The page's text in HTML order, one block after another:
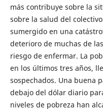
más contribuye sobre la
sobre la salud del
sumergido en una
deterioro de muchas de
riesgo de enfermar. La
en los últimos tres años,
sospechados. Una buena
debajo del dólar diario
niveles de pobreza han